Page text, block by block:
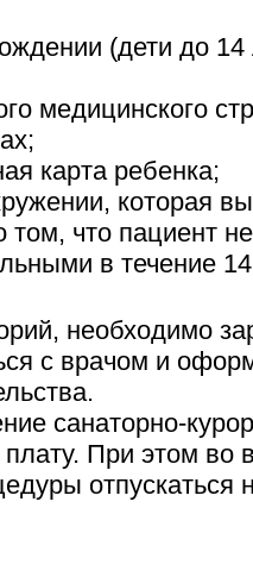
(дети до 14
медицинского
карта ребенка;
которая
том, что пациент
в течение
необходимо
с врачом и
санаторно-
При этом
отпускаться